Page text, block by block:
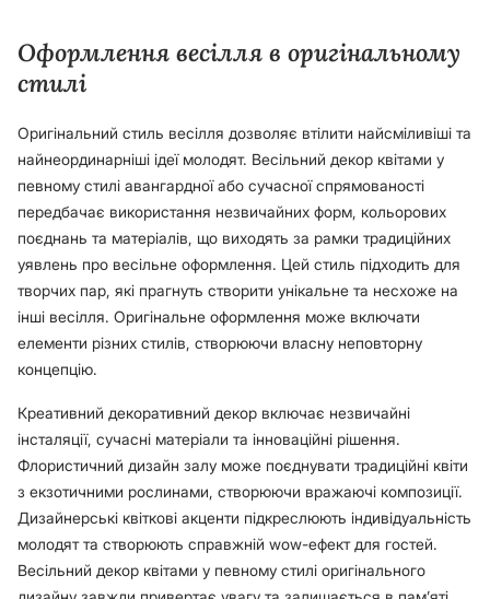
Оформлення весілля в оригінальному
стилі
Оригінальний стиль весілля дозволяє втілити найсміливіші та
найнеординарніші ідеї молодят. Весільний декор квітами у
певному стилі авангардної або сучасної спрямованості
передбачає використання незвичайних форм, кольорових
поєднань та матеріалів, що виходять за рамки традиційних
уявлень про весільне оформлення. Цей стиль підходить для
творчих пар, які прагнуть створити унікальне та несхоже на
інші весілля. Оригінальне оформлення може включати
елементи різних стилів, створюючи власну неповторну
концепцію.
Креативний декоративний декор включає незвичайні
інсталяції, сучасні матеріали та інноваційні рішення.
Флористичний дизайн залу може поєднувати традиційні квіти
з екзотичними рослинами, створюючи вражаючі композиції.
Дизайнерські квіткові акценти підкреслюють індивідуальність
молодят та створюють справжній wow-ефект для гостей.
Весільний декор квітами у певному стилі оригінального